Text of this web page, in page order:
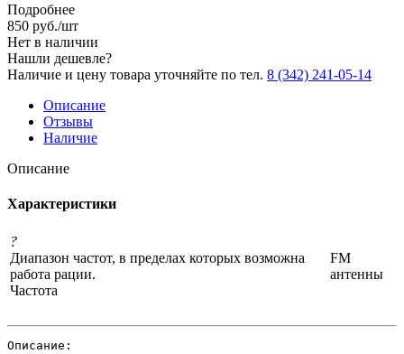
Подробнее
850 руб./шт
Нет в наличии
Нашли дешевле?
Наличие и цену товара уточняйте по тел. 8 (342) 241-05-14
Описание
Отзывы
Наличие
Описание
Характеристики
?
Диапазон частот, в пределах которых возможна
работа рации.
Частота
FM
антенны
Описание: